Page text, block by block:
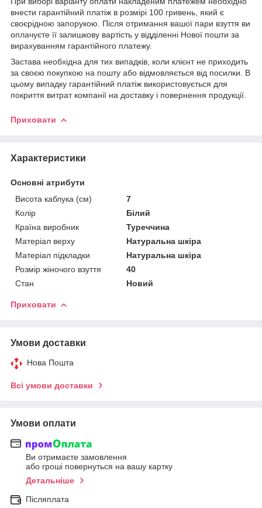
внести гарантійний платіж в розмірі 100 гривень, який є
своєрідною запорукою. Після отримання вашої пари взуття ви
оплачуєте її залишкову вартість у відділенні Нової пошти за
вирахуванням гарантійного платежу.
Застава необхідна для тих випадків, коли клієнт не приходить
за своєю покупкою на пошту або відмовляється від посилки. В
цьому випадку гарантійний платіж використовується для
покриття витрат компанії на доставку і повернення продукції.
Приховати
Характеристики
Основні атрибути
Висота каблука (см)
7
Колір
Білий
Країна виробник
Туреччина
Матеріал верху
Натуральна шкіра
Матеріал підкладки
Натуральна шкіра
Розмір жіночого взуття
40
Стан
Новий
Приховати
Умови доставки
Нова Пошта
Всі умови доставки
Умови оплати
Ви отримаєте замовлення
або гроші повернуться на вашу картку
Детальніше
Післяплата